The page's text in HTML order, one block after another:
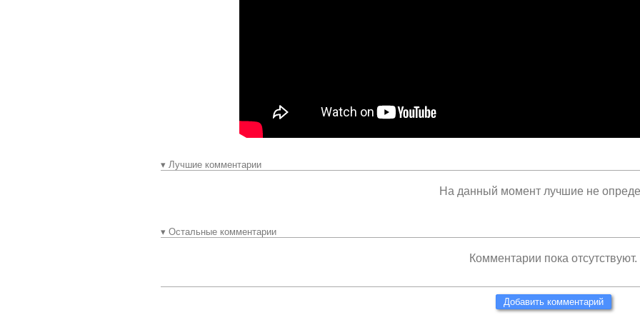
▾ Лучшие комментарии
На данный момент лучшие не
▾ Остальные комментарии
Комментарии пока отсутствуют.
Добавить комментарий